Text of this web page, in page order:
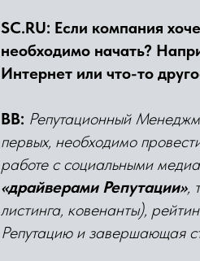
SC.RU: Если компания
необходимо начать?
Интернет или что-то
BB: Репутационный
первых, необходимо
работе с социальными
«драйверами Репутации»,
листинга, ковенанты),
Репутацию и завершающая